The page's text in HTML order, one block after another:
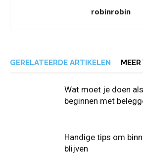
robinrobin
GERELATEERDE ARTIKELEN
Wat moet je doen
beginnen met
Handige tips om
blijven